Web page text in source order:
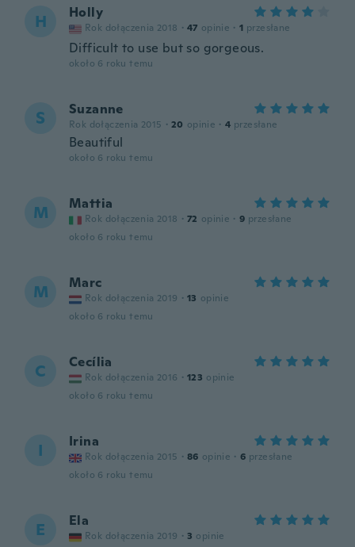
H Holly
Rok dołączenia 2018 · 47 opinie · 1 przesłane
Difficult to use but so gorgeous.
około 6 roku temu
S Suzanne
Rok dołączenia 2015 · 20 opinie · 4 przesłane
Beautiful
około 6 roku temu
M Mattia
Rok dołączenia 2018 · 72 opinie · 9 przesłane
około 6 roku temu
M Marc
Rok dołączenia 2019 · 13 opinie
około 6 roku temu
C Cecília
Rok dołączenia 2016 · 123 opinie
około 6 roku temu
I Irina
Rok dołączenia 2015 · 86 opinie · 6 przesłane
około 6 roku temu
E Ela
Rok dołączenia 2019 · 3 opinie